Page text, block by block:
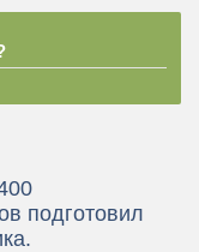
подготовил